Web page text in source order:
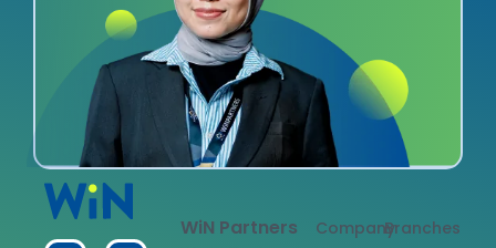
WiN Partners CompanyBranches